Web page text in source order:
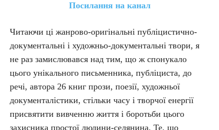
Посилання на канал
Читаючи ці жанрово-оригінальні публіцистично-
документальні і художньо-документальні твори, я
не раз замислювався над тим, що ж спонукало
цього унікального письменника, публіциста, до
речі, автора 26 книг прози, поезії, художньої
документалістики, стільки часу і творчої енергії
присвятити вивченню життя і боротьби цього
захисника простої людини-селянина. Те, що